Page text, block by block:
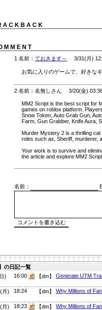
A C K B A C K
M M E N T
1 名前： ておきます～ 3/31(月)
お気に入りのゲームで、好きな
2 名前：名無しさん 3/20(金)
MM2 Script is the best script for
games on roblox platform.
Snow Token, Auto Grab Gun,
Farm, Gun Grabber, Knife Aura,
Murder Mystery 2 is a thrilling
roles such as, Sheriff, murderer,
Your work is to survive and
the article and explore MM2
名前：
の日記一覧
) 16:00 【dm】 Generate UTM
月) 18:24 【dm】 Why Millions of
月) 18:23 【dm】 Why Millions of